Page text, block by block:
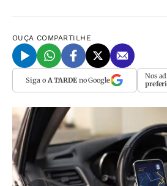
OUÇA COMPARTILHE
Siga o A TARDEno Google Nos